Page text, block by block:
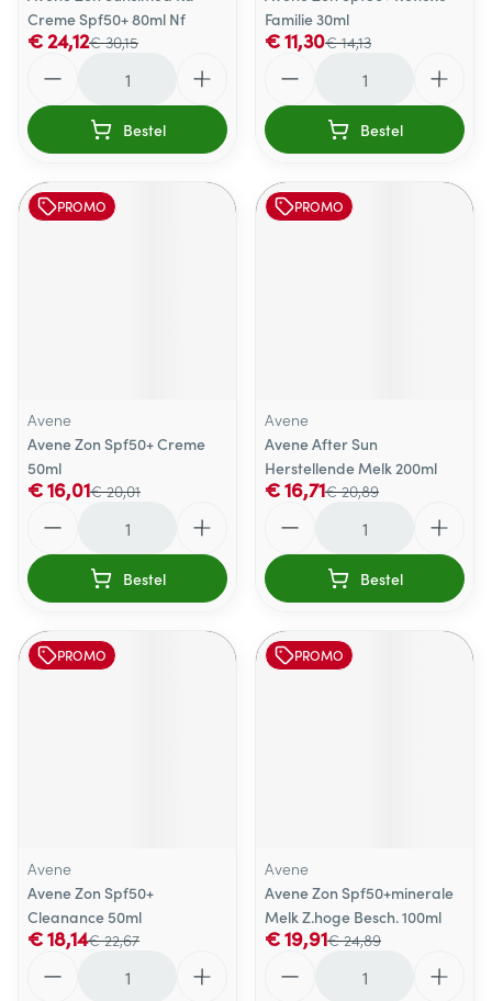
Creme Spf50+ 80ml Nf
€ 30,15
€ 24,12
Bestel
Familie 30ml
€ 14,13
€ 11,30
Bestel
PROMO
Avene
Avene Zon Spf50+ Creme
50ml
€ 20,01
€ 16,01
Bestel
PROMO
Avene
Avene After Sun
Herstellende Melk 200ml
€ 20,89
€ 16,71
Bestel
PROMO
Avene
Avene Zon Spf50+
Cleanance 50ml
€ 22,67
€ 18,14
PROMO
Avene
Avene Zon Spf50+minerale
Melk Z.hoge Besch. 100ml
€ 24,89
€ 19,91